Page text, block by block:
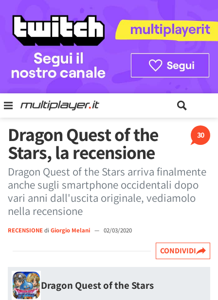
30
Dragon Quest of the
Stars, la recensione
Dragon Quest of the Stars arriva finalmente
anche sugli smartphone occidentali dopo
vari anni dall'uscita originale, vediamolo
nella recensione
RECENSIONEdi Giorgio Melani — 02/03/2020
CONDIVIDI
Dragon Quest of the Stars